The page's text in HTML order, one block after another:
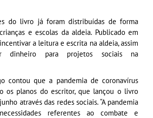
do livro já foram distribuídas de forma
e escolas da aldeia. Publicado em
a leitura e escrita na aldeia, assim
dinheiro para projetos sociais na
contou que a pandemia de coronavírus
os planos do escritor, que lançou o livro
através das redes sociais. “A pandemia
referentes ao combate e